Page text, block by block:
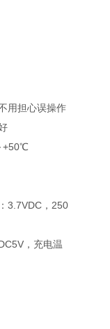
用担心误操作
+50℃
3.7VDC，250
，充电温